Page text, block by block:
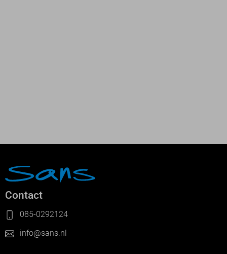
Contact
085-0292124
info@sans.nl